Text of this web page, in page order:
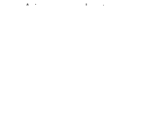
Avise-me quando retornar ao